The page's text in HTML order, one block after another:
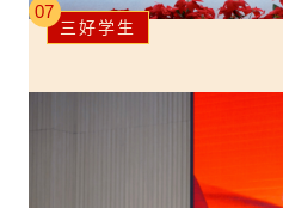
07
三好学生